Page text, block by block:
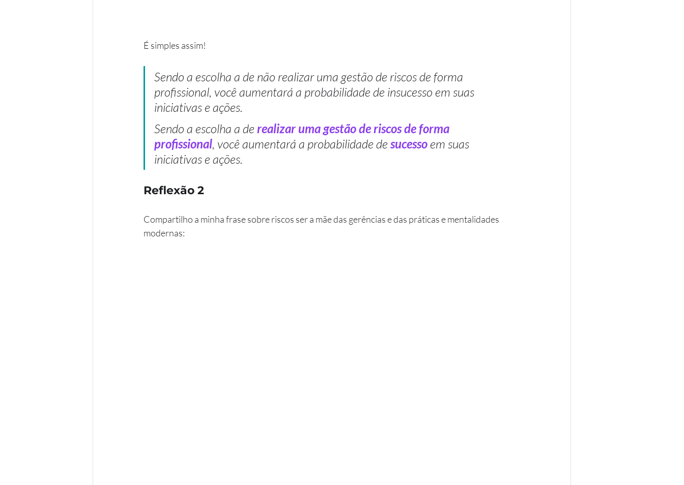
É simples assim!
Sendo a escolha a de não realizar uma gestão de riscos de forma
profissional, você aumentará a probabilidade de insucesso em suas
iniciativas e ações.
Sendo a escolha a de realizar uma gestão de riscos de forma
profissional, você aumentará a probabilidade de sucesso em suas
iniciativas e ações.
Reflexão 2
Compartilho a minha frase sobre riscos ser a mãe das gerências e das práticas e mentalidades
modernas: